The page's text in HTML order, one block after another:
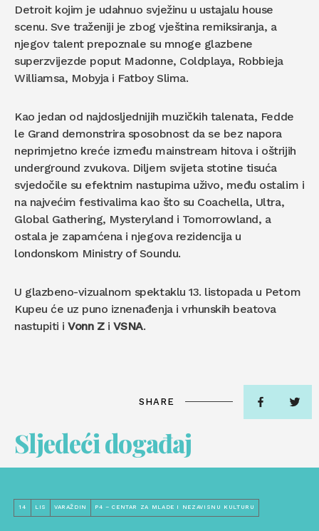
Detroit kojim je udahnuo svježinu u ustajalu house
scenu. Sve traženiji je zbog vještina remiksiranja, a
njegov talent prepoznale su mnoge glazbene
superzvijezde poput Madonne, Coldplaya, Robbieja
Williamsa, Mobyja i Fatboy Slima.
Kao jedan od najdosljednijih muzičkih talenata, Fedde
le Grand demonstrira sposobnost da se bez napora
neprimjetno kreće između mainstream hitova i oštrijih
underground zvukova. Diljem svijeta stotine tisuća
svjedočile su efektnim nastupima uživo, među ostalim i
na najvećim festivalima kao što su Coachella, Ultra,
Global Gathering, Mysteryland i Tomorrowland, a
ostala je zapamćena i njegova rezidencija u
londonskom Ministry of Soundu.
U glazbeno-vizualnom spektaklu 13. listopada u Petom
Kupeu će uz puno iznenađenja i vrhunskih beatova
nastupiti iVonn Zi VSNA.
SHARE
Sljedeći događaj
14 LIS VARAŽDIN P4 – CENTAR ZA MLADE I NEZAVISNU KULTURU